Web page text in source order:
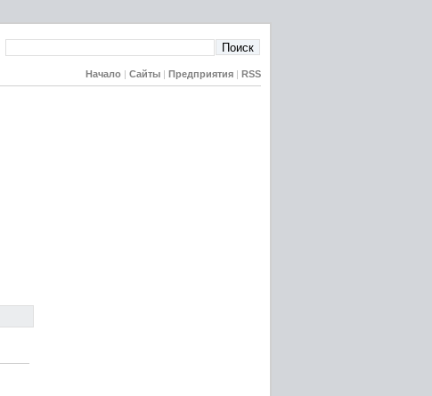
Начало Сайты Предприятия RSS